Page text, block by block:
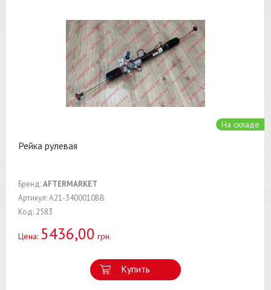
На складе
Рейка рулевая
Бренд:AFTERMARKET
Артикул: A21-3400010BB
Код: 2583
Цена: 5436,00 грн.
Купить